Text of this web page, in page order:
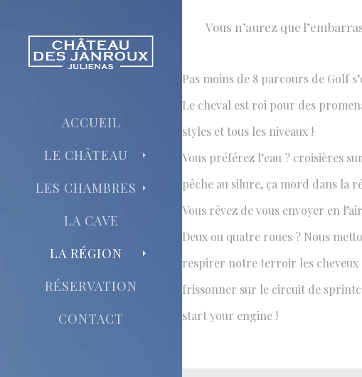
ACCUEIL
LE CHÂTEAU
LES CHAMBRES
LA CAVE
LA RÉGION
RÉSERVATION
CONTACT
L'embarras du
Vous n’aurez que
Pas moins de 8 parcours de Golf
Le cheval est roi pour des
styles et tous les niveaux !
Vous préférez l’eau ? croisières
pêche au silure, ça mord dans la
Vous rêvez de vous envoyer en
Deux ou quatre roues ? Nous
respirer notre terroir les cheveux
frissonner sur le circuit de
start your engine !